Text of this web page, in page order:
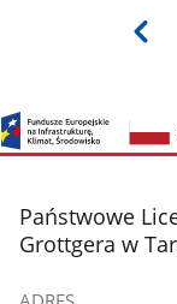
Termomodernizacja
Państwowych
Artystycznych
stopka
Państwowe
Grottgera w